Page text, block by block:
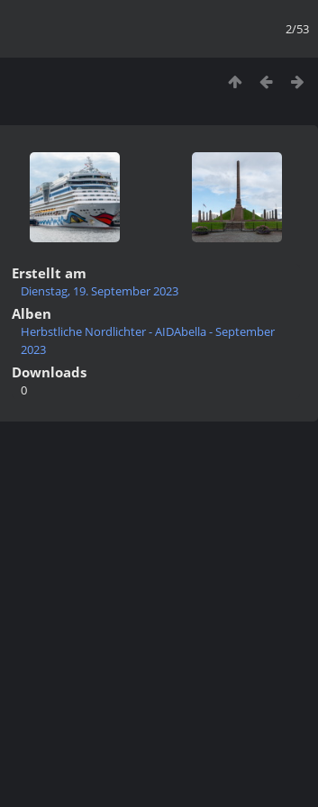
2/53
Erstellt am
Dienstag, 19. September 2023
Alben
Herbstliche Nordlichter - AIDAbella - September
2023
Downloads
0